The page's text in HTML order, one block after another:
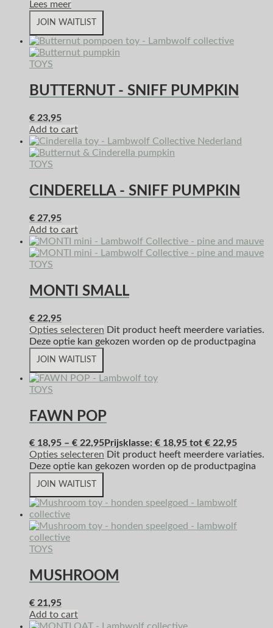
Lees meer
JOIN WAITLIST
TOYS
BUTTERNUT - SNIFF PUMPKIN
€ 23,95
Add to cart
TOYS
CINDERELLA - SNIFF PUMPKIN
€ 27,95
Add to cart
TOYS
MONTI SMALL
€ 22,95
Opties selecteren Dit product heeft meerdere variaties.
Deze optie kan gekozen worden op de productpagina
JOIN WAITLIST
TOYS
FAWN POP
€ 18,95 – € 22,95Prijsklasse: € 18,95 tot € 22,95
Opties selecteren Dit product heeft meerdere variaties.
Deze optie kan gekozen worden op de productpagina
JOIN WAITLIST
TOYS
MUSHROOM
€ 21,95
Add to cart